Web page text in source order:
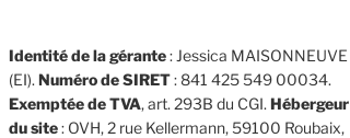
Identité de la gérante: Jessica MAISONNEUVE
(EI). Numéro de SIRET: 841 425 549 00034.
Exemptée de TVA, art. 293B du CGI. Hébergeur
du site: OVH, 2 rue Kellermann, 59100 Roubaix,